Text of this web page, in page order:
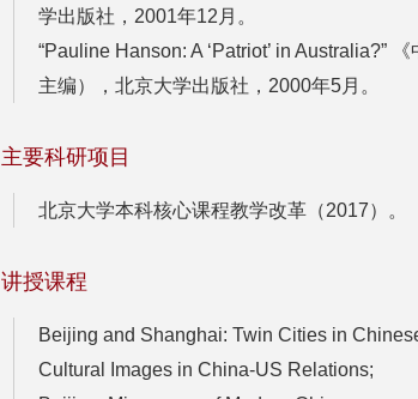
学出版社，2001年12月。
“Pauline Hanson: A ‘Patriot’ in Australia?”
主编），北京大学出版社，2000年5月。
主要科研项目
北京大学本科核心课程教学改革（2017）。
讲授课程
Beijing and Shanghai: Twin Cities in
Cultural Images in China-US Relations;